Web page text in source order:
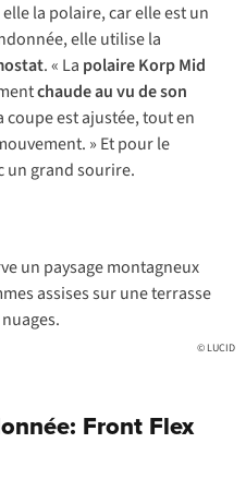
la polaire, car elle est un
elle utilise la
. « La polaire Korp Mid
chaude au vu de son
coupe est ajustée, tout en
» Et pour le
un grand sourire.
© LUCID
Front Flex